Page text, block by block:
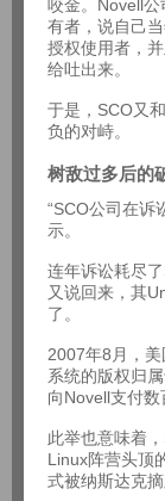
咬金。Novell
有者，说自己
授权使用者，
给吐出来。
于是，SCO又
负的对峙。
树敌过多后的
“SCO公司在诉
示。
连年诉讼耗尽
又说回来，其
了。
2007年8月，
系统的版权归
向Novell支付数
此举也意味着
Linux阵营头顶
式被纳斯达克摘